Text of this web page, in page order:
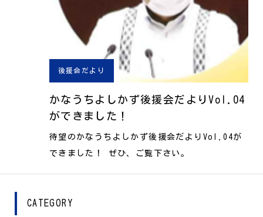
後援会だより
かなうちよしかず後援会だよりVol.04
ができました！
待望のかなうちよしかず後援会だよりVol.04が
できました！ ぜひ、ご覧下さい。
CATEGORY